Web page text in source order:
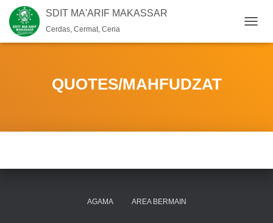
SDIT MA'ARIF MAKASSAR
Cerdas, Cermat, Ceria
O
S
QUOTES/MAHFUDZAT
AGAMA AREA BERMAIN